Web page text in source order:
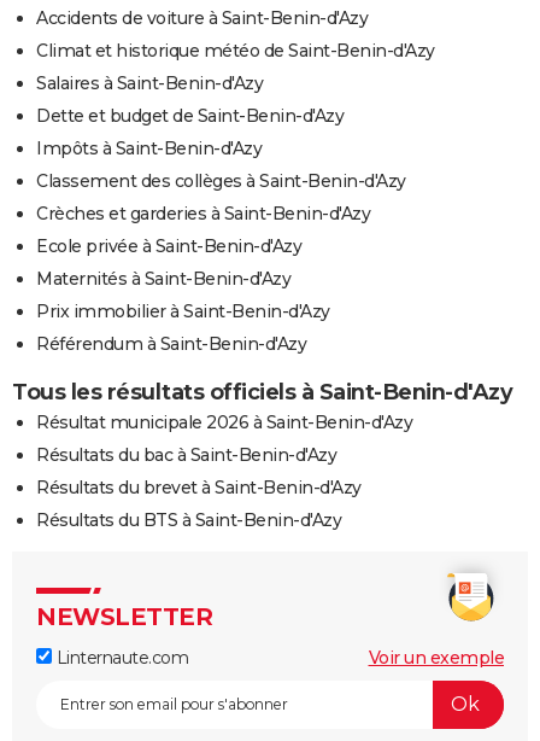
Accidents de voiture à Saint-Benin-d'Azy
Climat et historique météo de Saint-Benin-d'Azy
Salaires à Saint-Benin-d'Azy
Dette et budget de Saint-Benin-d'Azy
Impôts à Saint-Benin-d'Azy
Classement des collèges à Saint-Benin-d'Azy
Crèches et garderies à Saint-Benin-d'Azy
Ecole privée à Saint-Benin-d'Azy
Maternités à Saint-Benin-d'Azy
Prix immobilier à Saint-Benin-d'Azy
Référendum à Saint-Benin-d'Azy
Tous les résultats officiels à Saint-Benin-d'Azy
Résultat municipale 2026 à Saint-Benin-d'Azy
Résultats du bac à Saint-Benin-d'Azy
Résultats du brevet à Saint-Benin-d'Azy
Résultats du BTS à Saint-Benin-d'Azy
NEWSLETTER
Linternaute.com Voir un exemple